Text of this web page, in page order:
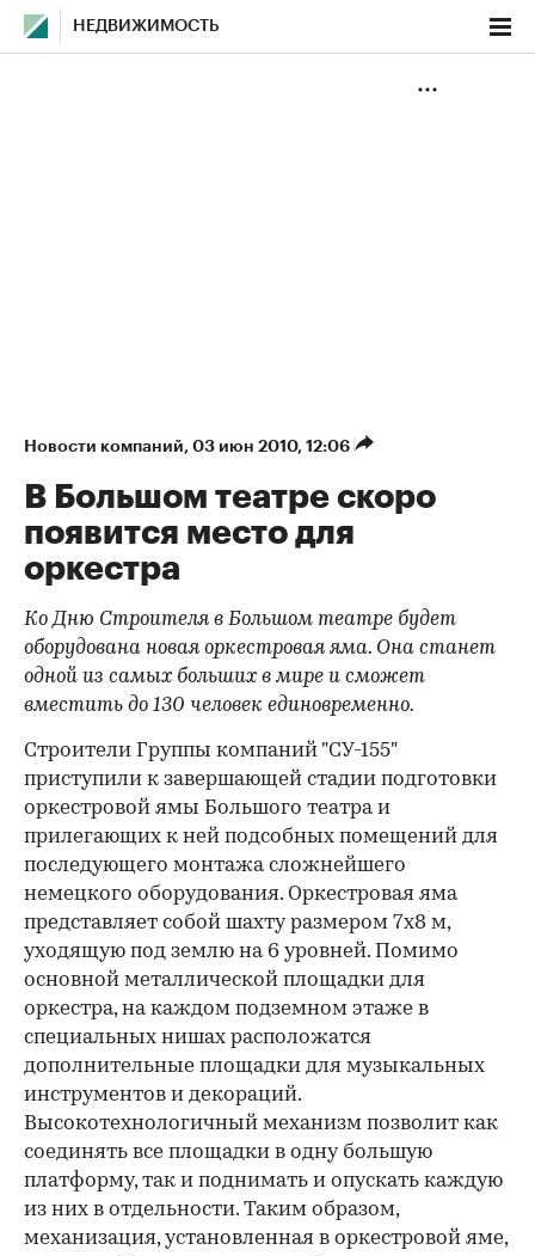
НЕДВИЖИМОСТЬ
Новости компаний⁠, 03 июн 2010, 12:06
В Большом театре скоро
появится место для
оркестра
Ко Дню Строителя в Большом театре будет
оборудована новая оркестровая яма. Она станет
одной из самых больших в мире и сможет
вместить до 130 человек единовременно.
Строители Группы компаний "СУ-155"
приступили к завершающей стадии подготовки
оркестровой ямы Большого театра и
прилегающих к ней подсобных помещений для
последующего монтажа сложнейшего
немецкого оборудования. Оркестровая яма
представляет собой шахту размером 7х8 м,
уходящую под землю на 6 уровней. Помимо
основной металлической площадки для
оркестра, на каждом подземном этаже в
специальных нишах расположатся
дополнительные площадки для музыкальных
инструментов и декораций.
Высокотехнологичный механизм позволит как
соединять все площадки в одну большую
платформу, так и поднимать и опускать каждую
из них в отдельности. Таким образом,
механизация, установленная в оркестровой яме,